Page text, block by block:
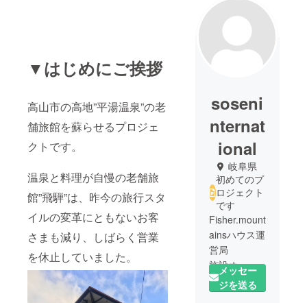
▼はじめにご挨拶
高山市の高地”平湯温泉”の老
舗旅館を蘇らせるプロジェ
クトです。
温泉と料理が自慢の老舗旅
館”飛騨”は、昨今の旅行スタ
イルの変革にともないお客
さまも減り、しばらく営業
を休止していました。
soseni
nternat
ional
岐阜県
初めてのプ
ロジェクト
です
Fisher.mount
ainsハウス運
営局
施設オー
ナー：吉本
友親
メッセー
ジを送る